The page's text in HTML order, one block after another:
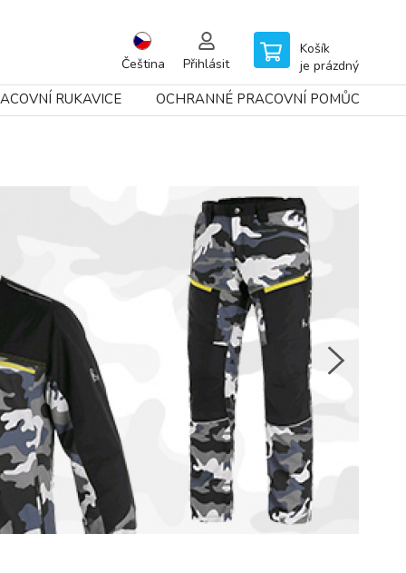
Čeština Přihlásit
Košík
je prázdný
RUKAVICE OCHRANNÉ PRACOVNÍ POMŮCKY